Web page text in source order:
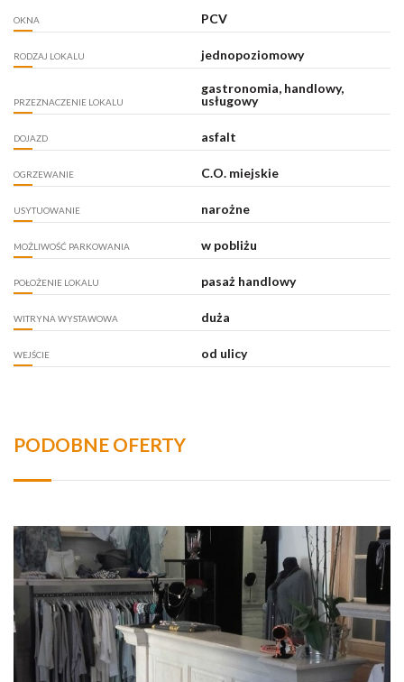
OKNA PCV
RODZAJ LOKALU jednopoziomowy
PRZEZNACZENIE LOKALU
gastronomia, handlowy,
usługowy
DOJAZD asfalt
OGRZEWANIE C.O. miejskie
USYTUOWANIE narożne
MOŻLIWOŚĆ PARKOWANIA w pobliżu
POŁOŻENIE LOKALU pasaż handlowy
WITRYNA WYSTAWOWA duża
WEJŚCIE od ulicy
PODOBNE OFERTY